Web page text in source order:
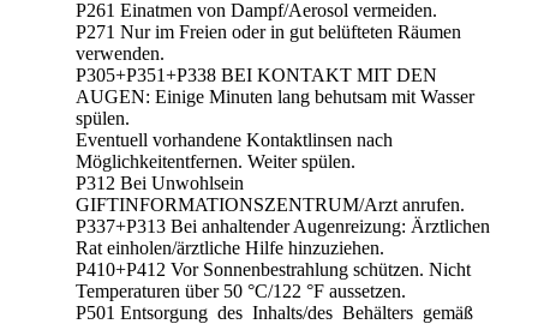
P261 Einatmen von Dampf/Aerosol vermeiden.
P271 Nur im Freien oder in gut belüfteten Räumen
verwenden.
P305+P351+P338 BEI KONTAKT MIT DEN
AUGEN: Einige Minuten lang behutsam mit Wasser
spülen.
Eventuell vorhandene Kontaktlinsen nach
Möglichkeitentfernen. Weiter spülen.
P312 Bei Unwohlsein
GIFTINFORMATIONSZENTRUM/Arzt anrufen.
P337+P313 Bei anhaltender Augenreizung: Ärztlichen
Rat einholen/ärztliche Hilfe hinzuziehen.
P410+P412 Vor Sonnenbestrahlung schützen. Nicht
Temperaturen über 50 °C/122 °F aussetzen.
P501 Entsorgung des Inhalts/des Behälters gemäß